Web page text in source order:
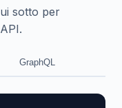
sotto per
GraphQL